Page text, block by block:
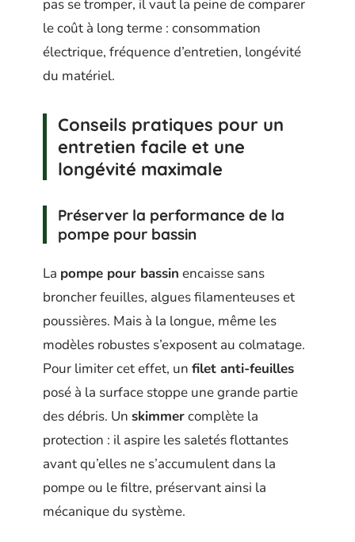
pas se tromper, il vaut la peine de comparer
le coût à long terme : consommation
électrique, fréquence d’entretien, longévité
du matériel.
Conseils pratiques pour un
entretien facile et une
longévité maximale
Préserver la performance de la
pompe pour bassin
La pompe pour bassin encaisse sans
broncher feuilles, algues filamenteuses et
poussières. Mais à la longue, même les
modèles robustes s’exposent au colmatage.
Pour limiter cet effet, un filet anti-feuilles
posé à la surface stoppe une grande partie
des débris. Un skimmercomplète la
protection : il aspire les saletés flottantes
avant qu’elles ne s’accumulent dans la
pompe ou le filtre, préservant ainsi la
mécanique du système.